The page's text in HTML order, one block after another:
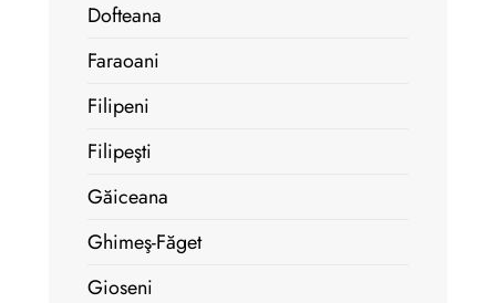
Dofteana
Faraoani
Filipeni
Filipeşti
Găiceana
Ghimeş-Făget
Gioseni